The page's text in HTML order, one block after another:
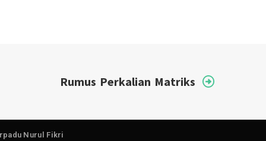
Rumus Perkalian Matriks
Nurul Fikri